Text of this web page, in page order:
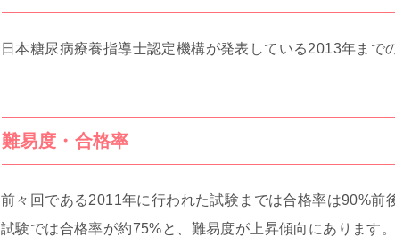
日本糖尿病療養指導士認定機構が発表している2013年まで
難易度・合格率
前々回である2011年に行われた試験までは合格率は90%
試験では合格率が約75%と、難易度が上昇傾向にあります